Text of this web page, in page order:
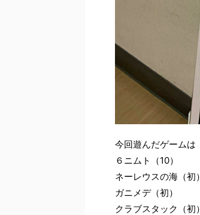
今回遊んだゲームは
６ニムト（10）
ネーレウスの海（初）
ガニメデ（初）
クラブスタック（初）